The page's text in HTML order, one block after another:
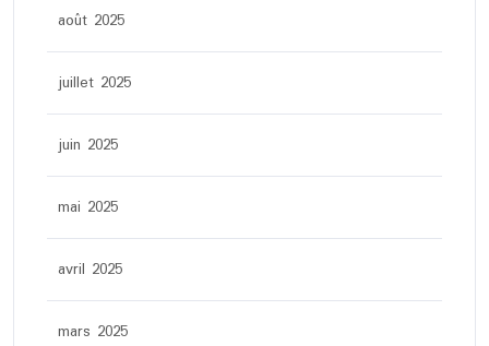
août 2025
juillet 2025
juin 2025
mai 2025
avril 2025
mars 2025